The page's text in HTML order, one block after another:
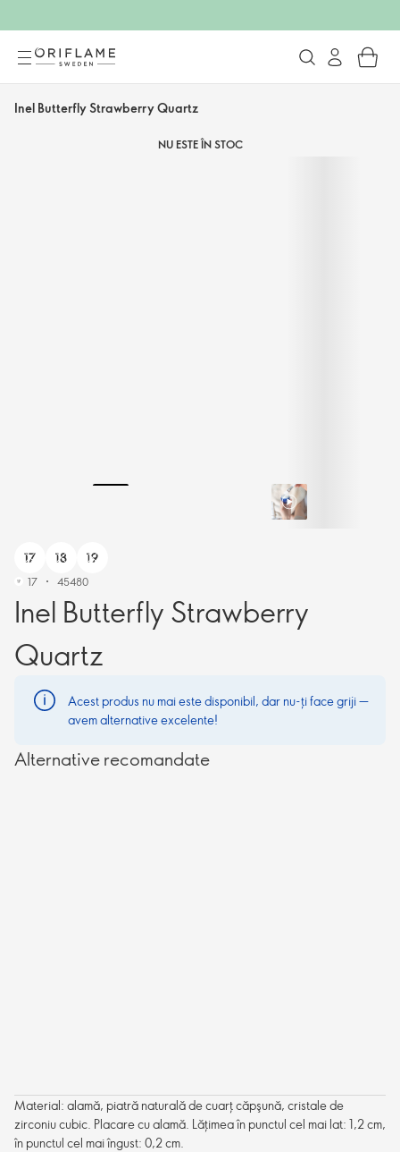
Inel Butterfly Strawberry Quartz
NU ESTE ÎN STOC
Inel Butterfly Strawberry
Quartz
17 45480
Acest produs nu mai este disponibil, dar nu-ți face griji —
avem alternative excelente!
Alternative recomandate
Material: alamă, piatră naturală de cuarţ căpşună, cristale de
zirconiu cubic. Placare cu alamă. Lățimea în punctul cel mai lat: 1,2 cm,
în punctul cel mai îngust: 0,2 cm.